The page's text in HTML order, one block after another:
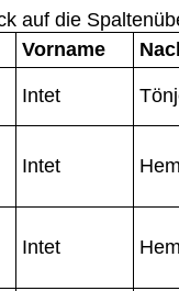
auf die
Vorname
Intet
Intet
Intet